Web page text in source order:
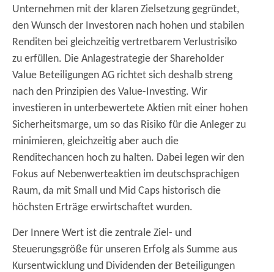
Unternehmen mit der klaren Zielsetzung gegründet,
den Wunsch der Investoren nach hohen und stabilen
Renditen bei gleichzeitig vertretbarem Verlustrisiko
zu erfüllen. Die Anlagestrategie der Shareholder
Value Beteiligungen AG richtet sich deshalb streng
nach den Prinzipien des Value-Investing. Wir
investieren in unterbewertete Aktien mit einer hohen
Sicherheitsmarge, um so das Risiko für die Anleger zu
minimieren, gleichzeitig aber auch die
Renditechancen hoch zu halten. Dabei legen wir den
Fokus auf Nebenwerteaktien im deutschsprachigen
Raum, da mit Small und Mid Caps historisch die
höchsten Erträge erwirtschaftet wurden.
Der Innere Wert ist die zentrale Ziel- und
Steuerungsgröße für unseren Erfolg als Summe aus
Kursentwicklung und Dividenden der Beteiligungen